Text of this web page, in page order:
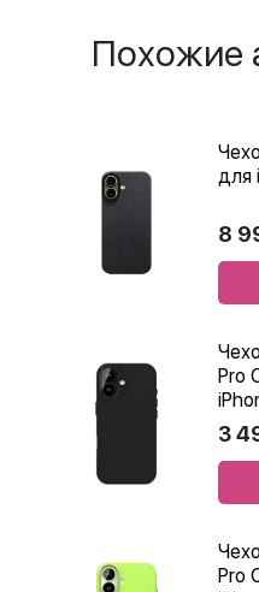
Похожие
для
8
Pro
3
Pro